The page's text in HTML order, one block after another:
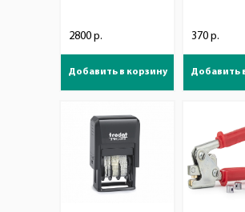
2800 р.
Добавить в корзину
370 р.
Добавить